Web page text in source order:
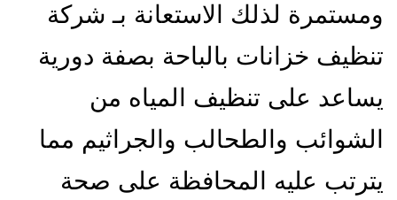
ومستمرة لذلك الاستعانة بـ شركة
تنظيف خزانات بالباحة بصفة دورية
يساعد على تنظيف المياه من
الشوائب والطحالب والجراثيم مما
يترتب عليه المحافظة على صحة